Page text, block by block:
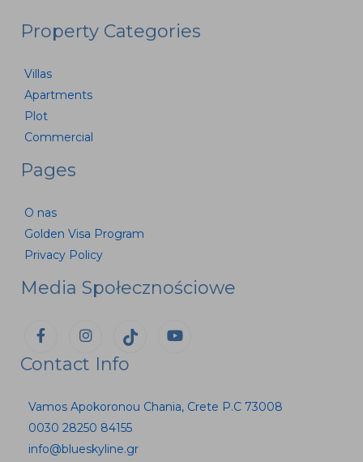
Property Categories
Villas
Apartments
Plot
Commercial
Pages
O nas
Golden Visa Program
Privacy Policy
Media Społecznościowe
Contact Info
Vamos Apokoronou Chania, Crete P.C 73008
0030 28250 84155
info@blueskyline.gr